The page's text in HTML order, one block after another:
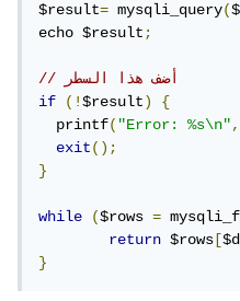
$result= mysqli_query(
echo $result;
// أضف هذا السطر
if
(!$result)
{
  printf
("Error: %s\n",
exit();
}
while ($rows =
return $rows [
}